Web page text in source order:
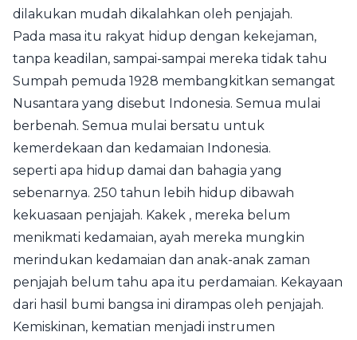
dilakukan mudah dikalahkan oleh penjajah.
Pada masa itu rakyat hidup dengan kekejaman,
tanpa keadilan, sampai-sampai mereka tidak tahu
Sumpah pemuda 1928 membangkitkan semangat
Nusantara yang disebut Indonesia. Semua mulai
berbenah. Semua mulai bersatu untuk
kemerdekaan dan kedamaian Indonesia.
seperti apa hidup damai dan bahagia yang
sebenarnya. 250 tahun lebih hidup dibawah
kekuasaan penjajah. Kakek , mereka belum
menikmati kedamaian, ayah mereka mungkin
merindukan kedamaian dan anak-anak zaman
penjajah belum tahu apa itu perdamaian. Kekayaan
dari hasil bumi bangsa ini dirampas oleh penjajah.
Kemiskinan, kematian menjadi instrumen